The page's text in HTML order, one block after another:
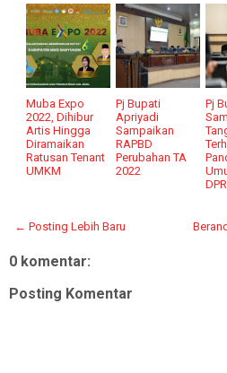
Muba Expo
2022, Dihibur
Artis Hingga
Diramaikan
Ratusan Tenant
UMKM
Pj Bupati
Apriyadi
Sampaikan
RAPBD
Perubahan TA
2022
Pj
← Posting Lebih Baru
0 komentar:
Posting Komentar